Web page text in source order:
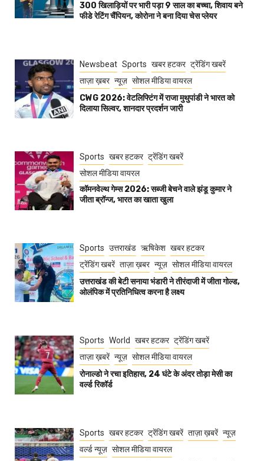
300 खिलाड़ियों पर भारी पड़ा 9 साल का बच्चा, शिवाय बने
फीडे रेटिंग चैंपियन, कोरोना ने बना दिया चेस प्लेयर
Newsbeat Sports खबर हटकर ट्रेंडिंग खबरें
ताज़ा ख़बर न्यूज़ सोशल मीडिया वायरल
CWG 2026: वेटलिफ्टिंग में राजा मुथुपांडी ने भारत को
दिलाया सिल्वर, शानदार प्रदर्शन जारी
Sports खबर हटकर ट्रेंडिंग खबरें
सोशल मीडिया वायरल
कॉमनवेल्थ गेम्स 2026: सब्जी बेचने वाले झंडू कुमार ने
जीता ब्रॉन्ज, भारत का खाता खुला
Sports उत्तराखंड ऋषिकेश खबर हटकर
ट्रेंडिंग खबरें ताज़ा ख़बर न्यूज़ सोशल मीडिया वायरल
उत्तराखंड की बेटी सनाया भंडारी ने तीरंदाजी में जीता गोल्ड,
ओलंपिक में प्रतिनिधित्व करना है लक्ष्य
Sports World खबर हटकर ट्रेंडिंग खबरें
ताज़ा ख़बरें न्यूज़ सोशल मीडिया वायरल
रोनाल्डो ने रचा इतिहास, 24 घंटे के अंदर तोड़ा मेसी का
वर्ल्ड रिकॉर्ड
Sports खबर हटकर ट्रेंडिंग खबरें ताज़ा ख़बरें न्यूज़
वर्ल्ड न्यूज़ सोशल मीडिया वायरल